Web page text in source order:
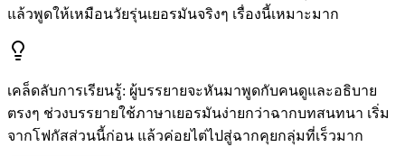
แล้วพูดให้เหมือนวัยรุ่นเยอรมันจริงๆ เรื่องนี้เหมาะมาก
เคล็ดลับการเรียนรู้: ผู้บรรยายจะหันมาพูดกับคนดูและอธิบาย
ตรงๆ ช่วงบรรยายใช้ภาษาเยอรมันง่ายกว่าฉากบทสนทนา เริ่ม
จากโฟกัสส่วนนี้ก่อน แล้วค่อยไต่ไปสู่ฉากคุยกลุ่มที่เร็วมาก